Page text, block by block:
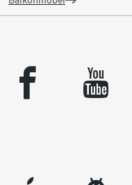
facebook youtube